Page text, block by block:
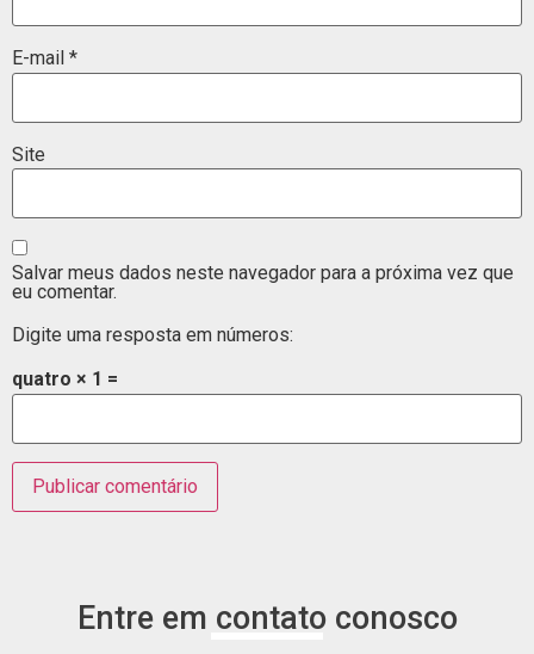
E-mail *
Site
Salvar meus dados neste navegador para a próxima vez que
eu comentar.
Digite uma resposta em números:
quatro × 1 =
Entre em contato conosco